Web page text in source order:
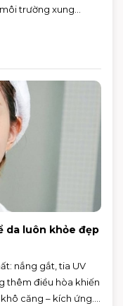
trường xung
cầu được tổ chức
da luôn khỏe đẹp
nắng gắt, tia UV
thêm điều hòa khiến
căng – kích ứng.